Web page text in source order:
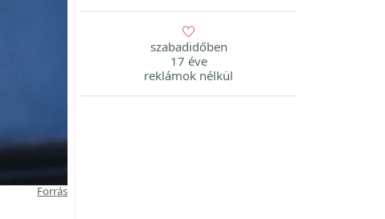
Forrás
szabadidőben
17 éve
reklámok nélkül